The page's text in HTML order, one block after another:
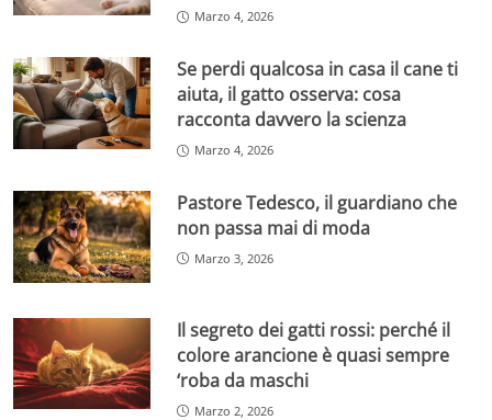
Marzo 4, 2026
Se perdi qualcosa in casa il cane ti
aiuta, il gatto osserva: cosa
racconta davvero la scienza
Marzo 4, 2026
Pastore Tedesco, il guardiano che
non passa mai di moda
Marzo 3, 2026
Il segreto dei gatti rossi: perché il
colore arancione è quasi sempre
‘roba da maschi
Marzo 2, 2026